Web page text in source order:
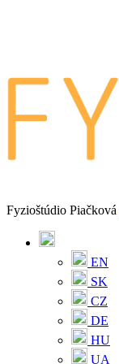
Fyzioštúdio Piačková
EN
SK
CZ
DE
HU
UA